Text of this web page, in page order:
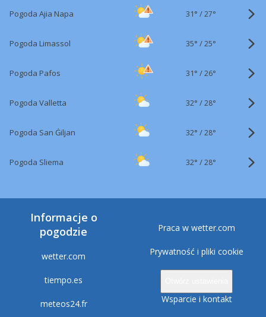
Pogoda Ajia Napa 31° /27°
Pogoda Limassol 35° /25°
Pogoda Pafos 31° /26°
Pogoda Valletta 32° /28°
Pogoda San Ġiljan 32° /28°
Pogoda Sliema 32° /28°
Informacje o
pogodzie
wetter.com
tiempo.es
meteos24.fr
Praca w wetter.com
Prywatność i pliki cookie
Wsparcie i kontakt